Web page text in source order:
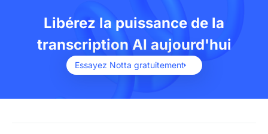
démarrer un enregistrement en temps réel, soit
télécharger des fichiers audio et vidéo. Notta est gratuit
à télécharger depuis l'App Store d'Apple et Google
Libérez la puissance de la
transcription AI aujourd'hui
Essayez Notta gratuitement